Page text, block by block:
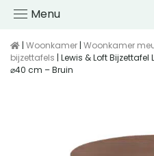
Menu
| Woonkamer | Woonkamer
bijzettafels | Lewis & Loft
⌀40 cm – Bruin